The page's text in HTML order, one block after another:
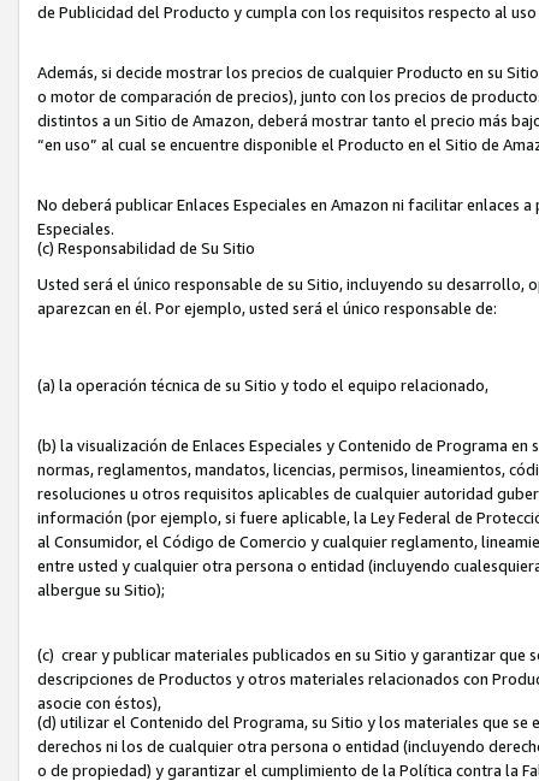
de Publicidad del Producto y cumpla con los requisitos respecto al uso
Además, si decide mostrar los precios de cualquier Producto en su
o motor de comparación de precios), junto con los precios de
distintos a un Sitio de Amazon, deberá mostrar tanto el precio más
“en uso” al cual se encuentre disponible el Producto en el Sitio de
No deberá publicar Enlaces Especiales en Amazon ni facilitar enlaces
Especiales.
(c) Responsabilidad de Su Sitio
Usted será el único responsable de su Sitio, incluyendo su
aparezcan en él. Por ejemplo, usted será el único responsable de:
(a) la operación técnica de su Sitio y todo el equipo relacionado,
(b) la visualización de Enlaces Especiales y Contenido de Programa
normas, reglamentos, mandatos, licencias, permisos, lineamientos,
resoluciones u otros requisitos aplicables de cualquier autoridad
información (por ejemplo, si fuere aplicable, la Ley Federal de
al Consumidor, el Código de Comercio y cualquier reglamento,
entre usted y cualquier otra persona o entidad (incluyendo
albergue su Sitio);
(c) crear y publicar materiales publicados en su Sitio y garantizar que
descripciones de Productos y otros materiales relacionados con
asocie con éstos),
(d) utilizar el Contenido del Programa, su Sitio y los materiales que se
derechos ni los de cualquier otra persona o entidad (incluyendo
o de propiedad) y garantizar el cumplimiento de la Política contra la